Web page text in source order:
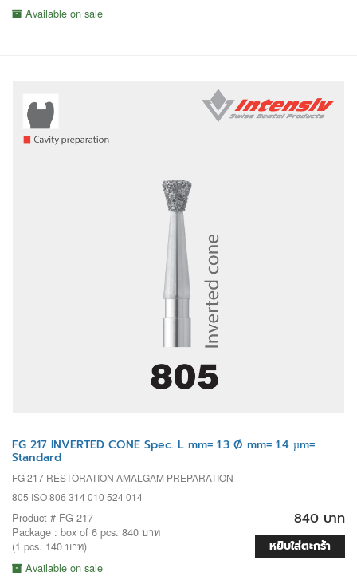
Available on sale
FG 217 INVERTED CONE Spec. L mm= 1.3 Ø mm= 1.4 µm=
Standard
FG 217 RESTORATION AMALGAM PREPARATION
805 ISO 806 314 010 524 014
Product # FG 217
Package : box of 6 pcs. 840 บาท
(1 pcs. 140 บาท)
Available on sale
840 บาท
หยิบใส่ตะกร้า